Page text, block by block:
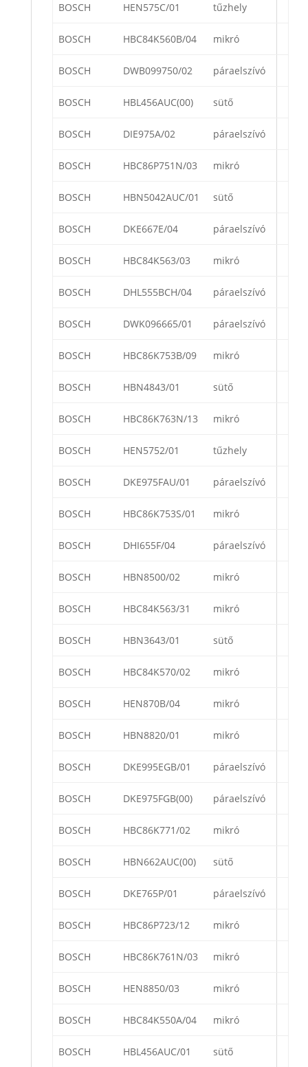
BOSCH HEN575C/01 tűzhely
BOSCH HBC84K560B/04 mikró
BOSCH DWB099750/02 páraelszívó
BOSCH HBL456AUC(00) sütő
BOSCH DIE975A/02 páraelszívó
BOSCH HBC86P751N/03 mikró
BOSCH HBN5042AUC/01 sütő
BOSCH DKE667E/04 páraelszívó
BOSCH HBC84K563/03 mikró
BOSCH DHL555BCH/04 páraelszívó
BOSCH DWK096665/01 páraelszívó
BOSCH HBC86K753B/09 mikró
BOSCH HBN4843/01 sütő
BOSCH HBC86K763N/13 mikró
BOSCH HEN5752/01 tűzhely
BOSCH DKE975FAU/01 páraelszívó
BOSCH HBC86K753S/01 mikró
BOSCH DHI655F/04 páraelszívó
BOSCH HBN8500/02 mikró
BOSCH HBC84K563/31 mikró
BOSCH HBN3643/01 sütő
BOSCH HBC84K570/02 mikró
BOSCH HEN870B/04 mikró
BOSCH HBN8820/01 mikró
BOSCH DKE995EGB/01 páraelszívó
BOSCH DKE975FGB(00) páraelszívó
BOSCH HBC86K771/02 mikró
BOSCH HBN662AUC(00) sütő
BOSCH DKE765P/01 páraelszívó
BOSCH HBC86P723/12 mikró
BOSCH HBC86K761N/03 mikró
BOSCH HEN8850/03 mikró
BOSCH HBC84K550A/04 mikró
BOSCH HBL456AUC/01 sütő